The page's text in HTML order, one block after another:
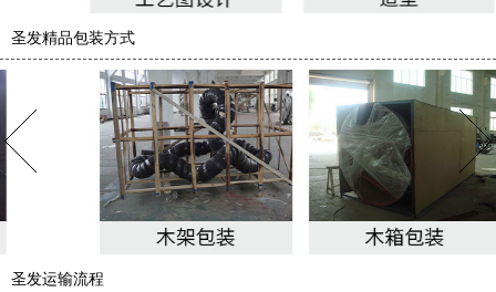
圣发精品包装方式
圣发运输流程